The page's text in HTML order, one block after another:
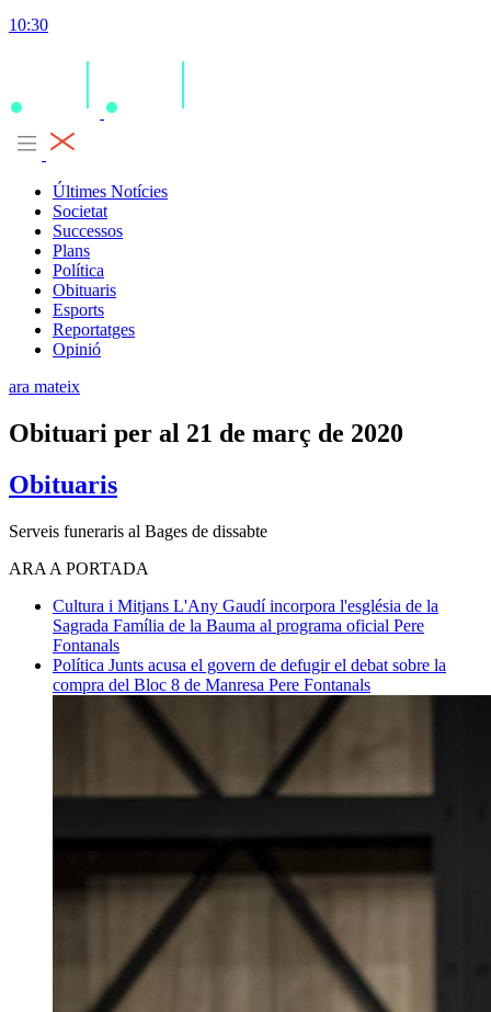
10:30
Últimes Notícies
Societat
Successos
Plans
Política
Obituaris
Esports
Reportatges
Opinió
ara mateix
Obituari per al 21 de març de 2020
Obituaris
Serveis funeraris al Bages de dissabte
ARA A PORTADA
Cultura i Mitjans L'Any Gaudí incorpora l'església de la
Sagrada Família de la Bauma al programa oficial Pere
Fontanals
Política Junts acusa el govern de defugir el debat sobre la
compra del Bloc 8 de Manresa Pere Fontanals